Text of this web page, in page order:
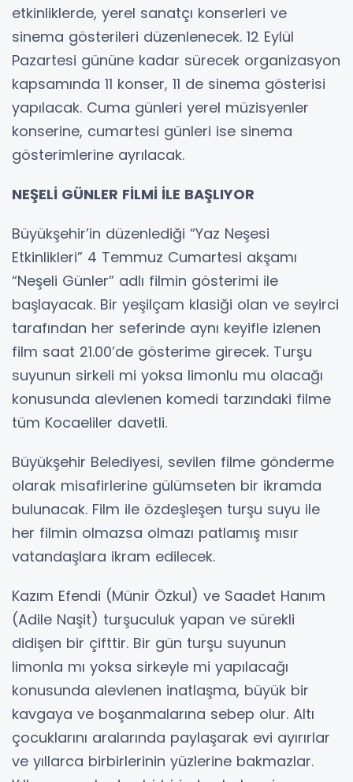
etkinliklerde, yerel sanatçı konserleri ve
sinema gösterileri düzenlenecek. 12 Eylül
Pazartesi gününe kadar sürecek organizasyon
kapsamında 11 konser, 11 de sinema gösterisi
yapılacak. Cuma günleri yerel müzisyenler
konserine, cumartesi günleri ise sinema
gösterimlerine ayrılacak.
NEŞELİ GÜNLER FİLMİ İLE BAŞLIYOR
Büyükşehir’in düzenlediği “Yaz Neşesi
Etkinlikleri” 4 Temmuz Cumartesi akşamı
“Neşeli Günler” adlı filmin gösterimi ile
başlayacak. Bir yeşilçam klasiği olan ve seyirci
tarafından her seferinde aynı keyifle izlenen
film saat 21.00’de gösterime girecek. Turşu
suyunun sirkeli mi yoksa limonlu mu olacağı
konusunda alevlenen komedi tarzındaki filme
tüm Kocaeliler davetli.
Büyükşehir Belediyesi, sevilen filme gönderme
olarak misafirlerine gülümseten bir ikramda
bulunacak. Film ile özdeşleşen turşu suyu ile
her filmin olmazsa olmazı patlamış mısır
vatandaşlara ikram edilecek.
Kazım Efendi (Münir Özkul) ve Saadet Hanım
(Adile Naşit) turşuculuk yapan ve sürekli
didişen bir çifttir. Bir gün turşu suyunun
limonla mı yoksa sirkeyle mi yapılacağı
konusunda alevlenen inatlaşma, büyük bir
kavgaya ve boşanmalarına sebep olur. Altı
çocuklarını aralarında paylaşarak evi ayırırlar
ve yıllarca birbirlerinin yüzlerine bakmazlar.